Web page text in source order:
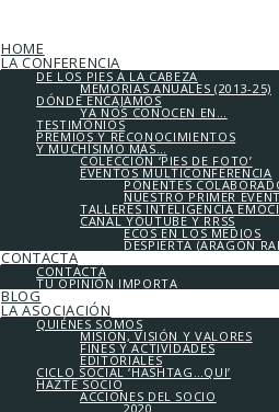
HOME
LA CONFERENCIA
DE LOS PIES A LA CABEZA
MEMORIAS ANUALES (2013-25)
DÓNDE ENCAJAMOS
YA NOS CONOCEN EN…
TESTIMONIOS
PREMIOS Y RECONOCIMIENTOS
Y MUCHÍSIMO MÁS…
COLECCIÓN ‘PIES DE FOTO’
EVENTOS MULTICONFERENCIA
PONENTES
NUESTRO PRIMER
TALLERES INTELIGENCIA
CANAL YOUTUBE Y RRSS
ECOS EN LOS MEDIOS
DESPIERTA (ARAGÓN
CONTACTA
CONTACTA
TU OPINIÓN IMPORTA
BLOG
LA ASOCIACIÓN
QUIÉNES SOMOS
MISIÓN, VISIÓN Y VALORES
FINES Y ACTIVIDADES
EDITORIALES
CICLO SOCIAL ‘HASHTAG…QUI’
HAZTE SOCIO
ACCIONES DEL SOCIO
2020